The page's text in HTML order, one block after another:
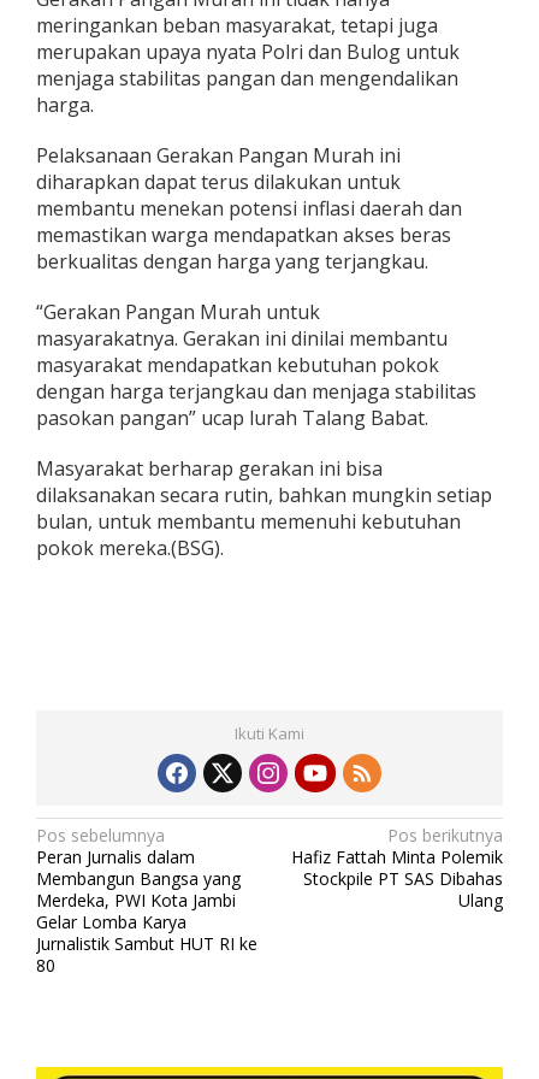
meringankan beban masyarakat, tetapi juga
merupakan upaya nyata Polri dan Bulog untuk
menjaga stabilitas pangan dan mengendalikan
harga.
Pelaksanaan Gerakan Pangan Murah ini
diharapkan dapat terus dilakukan untuk
membantu menekan potensi inflasi daerah dan
memastikan warga mendapatkan akses beras
berkualitas dengan harga yang terjangkau.
“Gerakan Pangan Murah untuk
masyarakatnya. Gerakan ini dinilai membantu
masyarakat mendapatkan kebutuhan pokok
dengan harga terjangkau dan menjaga stabilitas
pasokan pangan” ucap lurah Talang Babat.
Masyarakat berharap gerakan ini bisa
dilaksanakan secara rutin, bahkan mungkin setiap
bulan, untuk membantu memenuhi kebutuhan
pokok mereka.(BSG).
Ikuti Kami
N
a
v
i
g
Pos sebelumnya
Peran Jurnalis dalam
Membangun Bangsa yang
Merdeka, PWI Kota Jambi
Gelar Lomba Karya
Jurnalistik Sambut HUT RI ke
80
Pos berikutnya
Hafiz Fattah Minta Polemik
Stockpile PT SAS Dibahas
Ulang